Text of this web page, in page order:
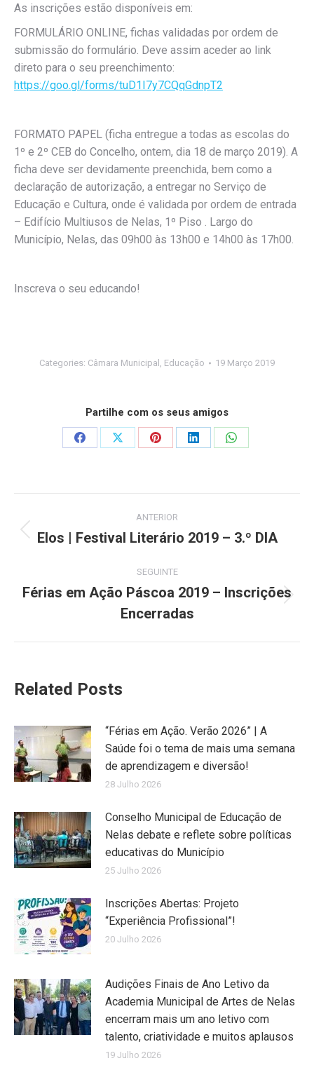
As inscrições estão disponíveis em:
FORMULÁRIO ONLINE, fichas validadas por ordem de
submissão do formulário. Deve assim aceder ao link
direto para o seu preenchimento:
https://goo.gl/forms/tuD1I7y7CQqGdnpT2
FORMATO PAPEL (ficha entregue a todas as escolas do
1º e 2º CEB do Concelho, ontem, dia 18 de março 2019). A
ficha deve ser devidamente preenchida, bem como a
declaração de autorização, a entregar no Serviço de
Educação e Cultura, onde é validada por ordem de entrada
– Edifício Multiusos de Nelas, 1º Piso . Largo do
Município, Nelas, das 09h00 às 13h00 e 14h00 às 17h00.
Inscreva o seu educando!
Categories: Câmara Municipal Educação 19 Março 2019
Partilhe com os seus amigos
Share
Share
Share
Share
Share
navigation
ANTERIOR
Previous
Elos | Festival Literário 2019 – 3.º DIA
SEGUINTE
post:
Férias em Ação Páscoa 2019 – Inscrições
Encerradas
Related Posts
“Férias em Ação. Verão 2026” | A
Saúde foi o tema de mais uma semana
de aprendizagem e diversão!
28 Julho 2026
Conselho Municipal de Educação de
Nelas debate e reflete sobre políticas
educativas do Município
25 Julho 2026
Inscrições Abertas: Projeto
“Experiência Profissional”!
20 Julho 2026
Audições Finais de Ano Letivo da
Academia Municipal de Artes de Nelas
encerram mais um ano letivo com
talento, criatividade e muitos aplausos
19 Julho 2026